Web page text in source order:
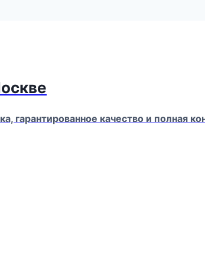
гарантированное качество и полная